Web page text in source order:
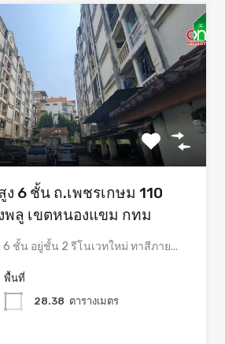
6 ชั้น ถ.เพชรเกษม 110
พลู เขตหนองแขม กทม
ชั้น อยู่ชั้น 2 รีโนเวทใหม่ ทาสีภาย...
พื้นที่
28.38 ตารางเมตร